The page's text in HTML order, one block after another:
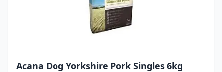
Acana Dog Yorkshire Pork Singles 6kg